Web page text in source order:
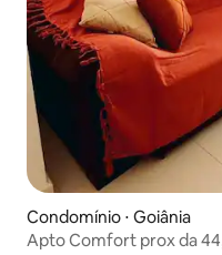
Condomínio ⋅ Goiânia
Apto Comfort prox da